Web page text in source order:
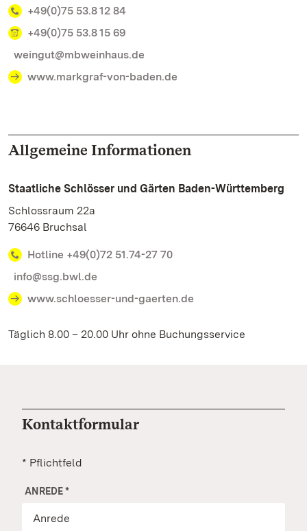
+49(0)75 53.8 12 84
+49(0)75 53.8 15 69
weingut@mbweinhaus.de
www.markgraf-von-baden.de
Allgemeine Informationen
Staatliche Schlösser und Gärten Baden-Württemberg
Schlossraum 22a
76646 Bruchsal
Hotline +49(0)72 51.74-27 70
info@ssg.bwl.de
www.schloesser-und-gaerten.de
Täglich 8.00 – 20.00 Uhr ohne Buchungsservice
Kontaktformular
* Pflichtfeld
ANREDE*